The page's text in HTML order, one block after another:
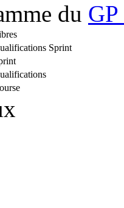
du
Sprint